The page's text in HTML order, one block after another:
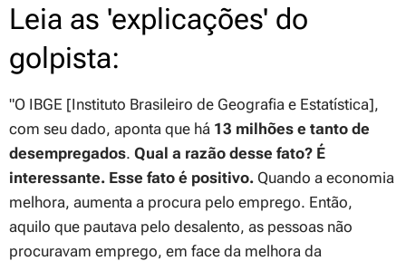
Leia as 'explicações' do
golpista:
"O IBGE [Instituto Brasileiro de Geografia e Estatística],
com seu dado, aponta que há 13 milhões e tanto de
desempregados. Qual a razão desse fato? É
interessante. Esse fato é positivo. Quando a economia
melhora, aumenta a procura pelo emprego. Então,
aquilo que pautava pelo desalento, as pessoas não
procuravam emprego, em face da melhora da